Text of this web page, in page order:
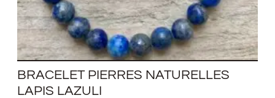
BRACELET PIERRES NATURELLES
LAPIS LAZULI